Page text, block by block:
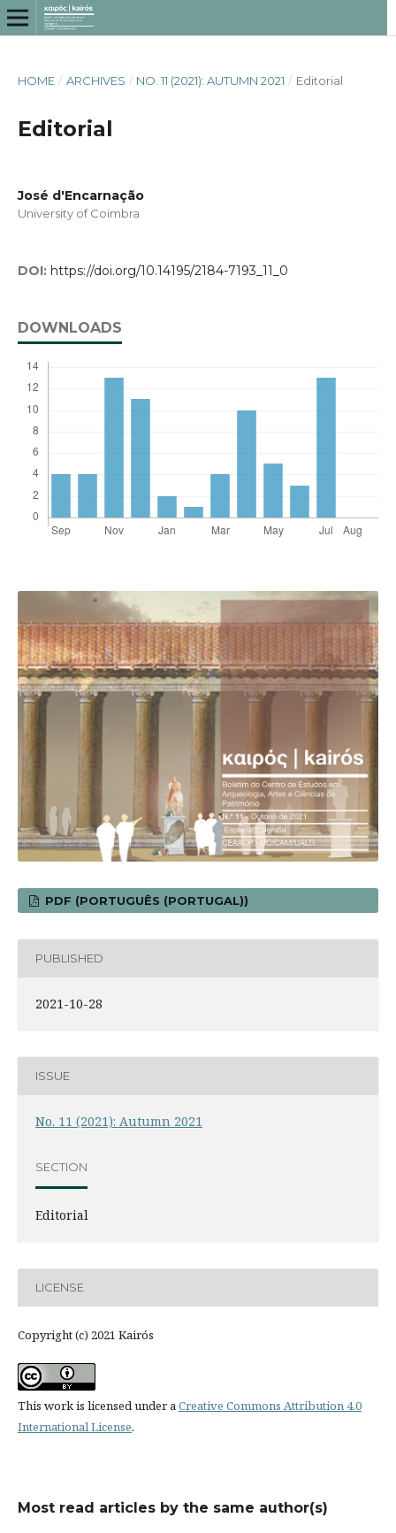
HOME / ARCHIVES / NO. 11 (2021): AUTUMN 2021 / Editorial
Editorial
José d'Encarnação
University of Coimbra
DOI: https://doi.org/10.14195/2184-7193_11_0
DOWNLOADS
PDF (PORTUGUÊS (PORTUGAL))
PUBLISHED
2021-10-28
ISSUE
No. 11 (2021): Autumn 2021
SECTION
Editorial
LICENSE
Copyright (c) 2021 Kairós
This work is licensed under aCreative Commons Attribution 4.0
International License.
Most read articles by the same author(s)